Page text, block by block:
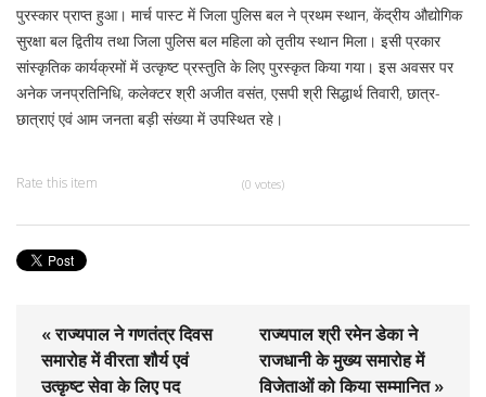
पुरस्कार प्राप्त हुआ। मार्च पास्ट में जिला पुलिस बल ने प्रथम स्थान, केंद्रीय औद्योगिक
सुरक्षा बल द्वितीय तथा जिला पुलिस बल महिला को तृतीय स्थान मिला। इसी प्रकार
सांस्कृतिक कार्यक्रमों में उत्कृष्ट प्रस्तुति के लिए पुरस्कृत किया गया। इस अवसर पर
अनेक जनप्रतिनिधि, कलेक्टर श्री अजीत वसंत, एसपी श्री सिद्धार्थ तिवारी, छात्र-
छात्राएं एवं आम जनता बड़ी संख्या में उपस्थित रहे।
Rate this item (0 votes)
« राज्यपाल ने गणतंत्र दिवस
समारोह में वीरता शौर्य एवं
उत्कृष्ट सेवा के लिए पद
राज्यपाल श्री रमेन डेका ने
राजधानी के मुख्य समारोह में
विजेताओं को किया सम्मानित »